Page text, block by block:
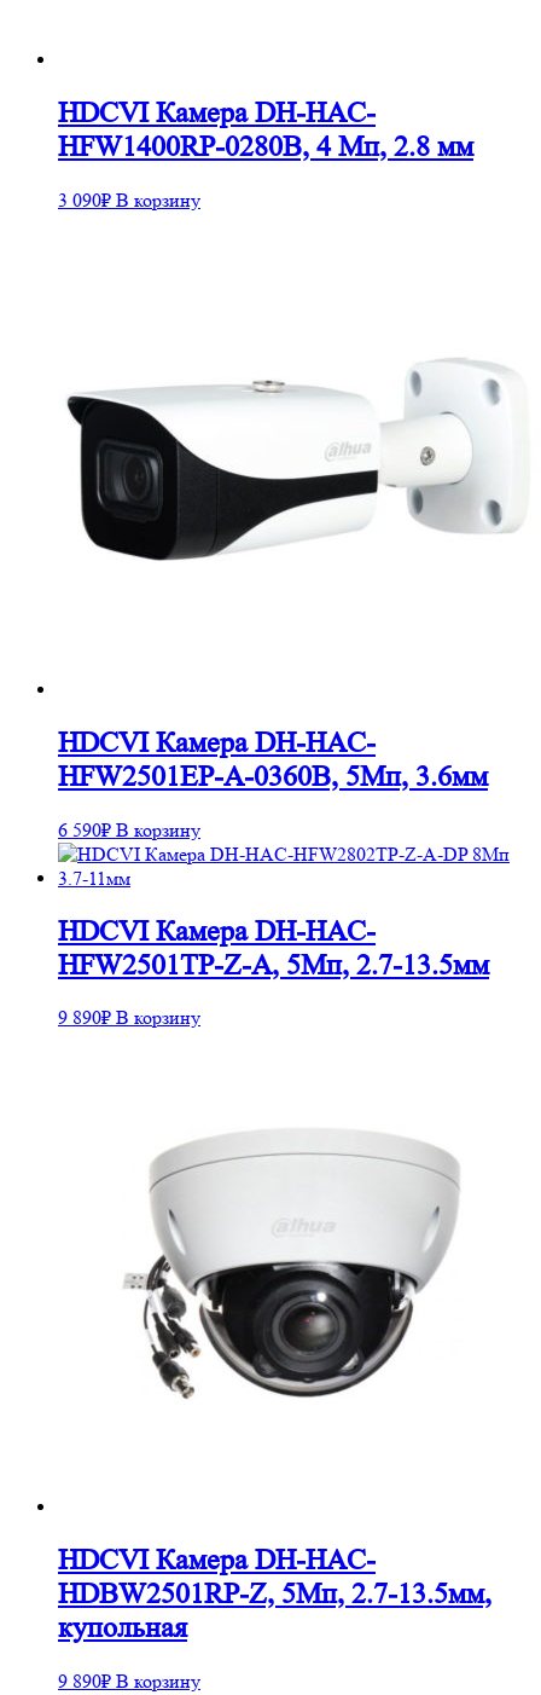
HDCVI Камера DH-HAC-
HFW1400RP-0280B, 4 Mп, 2.8 мм
3 090₽ В корзину
HDCVI Камера DH-HAC-
HFW2501EP-A-0360B, 5Mп, 3.6мм
6 590₽ В корзину
HDCVI Камера DH-HAC-
HFW2501TP-Z-A, 5Mп, 2.7-13.5мм
9 890₽ В корзину
HDCVI Камера DH-HAC-
HDBW2501RP-Z, 5Mп, 2.7-13.5мм,
купольная
9 890₽ В корзину